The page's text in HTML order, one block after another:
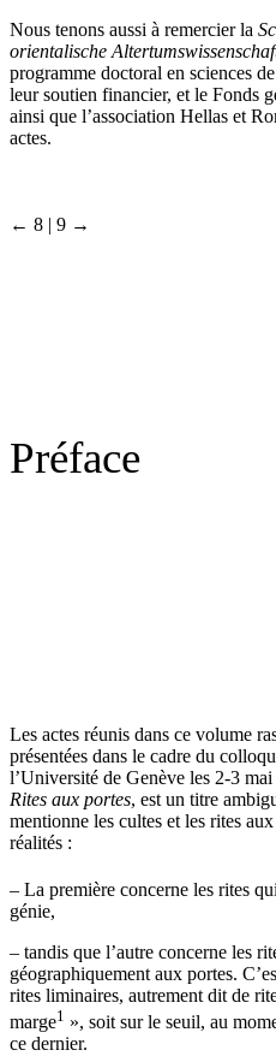
Nous tenons aussi à remercier la
orientalische
programme doctoral en sciences
leur soutien financier, et le Fonds
ainsi que l’association Hellas et
actes.
← 8 | 9 →
Préface
Les actes réunis dans ce volume
présentées dans le cadre du
l’Université de Genève les 2-3
Rites aux portes, est un titre
mentionne les cultes et les rites
réalités :
– La première concerne les rites
génie,
– tandis que l’autre concerne les
géographiquement aux portes.
rites liminaires, autrement dit de
marge1 », soit sur le seuil, au
ce dernier.